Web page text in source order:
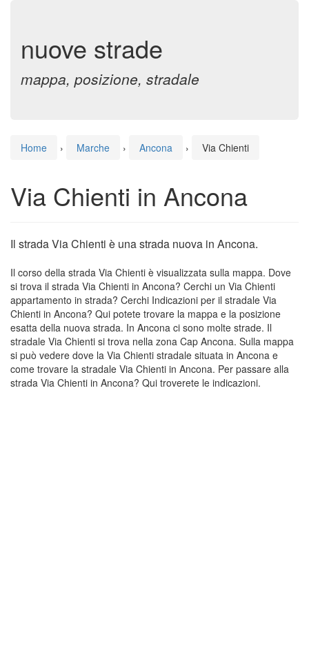
nuove strade
mappa, posizione, stradale
Home › Marche › Ancona › Via Chienti
Via Chienti in Ancona
Il strada Via Chienti è una strada nuova in Ancona.
Il corso della strada Via Chienti è visualizzata sulla mappa. Dove
si trova il strada Via Chienti in Ancona? Cerchi un Via Chienti
appartamento in strada? Cerchi Indicazioni per il stradale Via
Chienti in Ancona? Qui potete trovare la mappa e la posizione
esatta della nuova strada. In Ancona ci sono molte strade. Il
stradale Via Chienti si trova nella zona Cap Ancona. Sulla mappa
si può vedere dove la Via Chienti stradale situata in Ancona e
come trovare la stradale Via Chienti in Ancona. Per passare alla
strada Via Chienti in Ancona? Qui troverete le indicazioni.